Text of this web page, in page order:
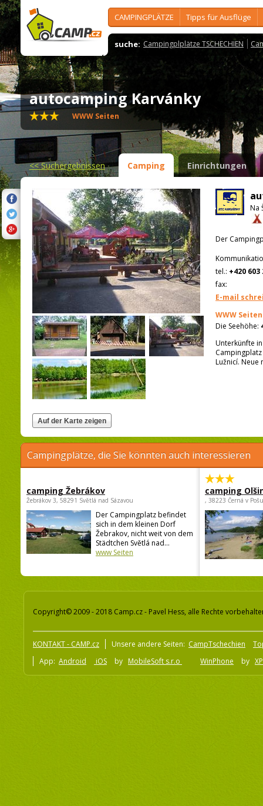
CAMPINGPLÄTZE Tipps für Ausflüge
suche: Campingplplätze TSCHECHIEN
autocamping Karvánky
WWW Seiten
<<Suchergebnissen Camping Einrichtungen
Na
Der
tel.: +420 603
fax:
E-mail
WWW Seiten
Die Seehöhe:
Unterkünfte
Lužnicí. Neue
Campingplätze, die Sie könnten auch interessieren
camping Žebrákov
Žebrákov 3, 58291 Světlá nad Sázavou
Der Campingplatz befindet
sich in dem kleinen Dorf
Žebrakov, nicht weit von dem
Städtchen Světlá nad...
www Seiten
camping
, 38223 Černá v
Copyright© 2009 - 2018 Camp.cz - Pavel Hess, alle Rechte
KONTAKT - CAMP.cz Unsere andere Seiten: CampTschechien
App: Android iOS by MobileSoft s.r.o WinPhone by